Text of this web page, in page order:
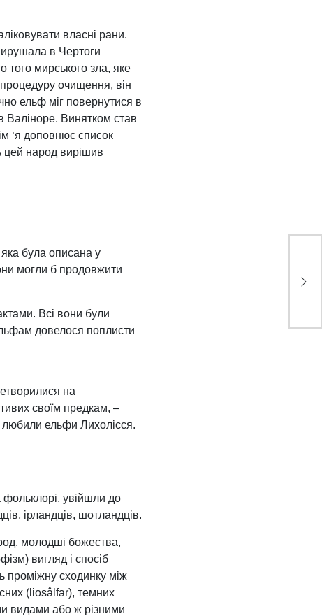
власні рани.
в Чертоги
того мирського зла, яке
очищення, він
ельф міг повернутися в
Валіноре. Винятком став
‘я доповнює список
цей народ вирішив
була описана у
могли б продовжити
Всі вони були
довелося поплисти
на
своїм предкам, –
любили ельфи Лихолісся.
фольклорі, увійшли до
ірландців, шотландців.
молодші божества,
вигляд і спосіб
проміжну сходинку між
(liosâlfar), темних
видами або ж різними